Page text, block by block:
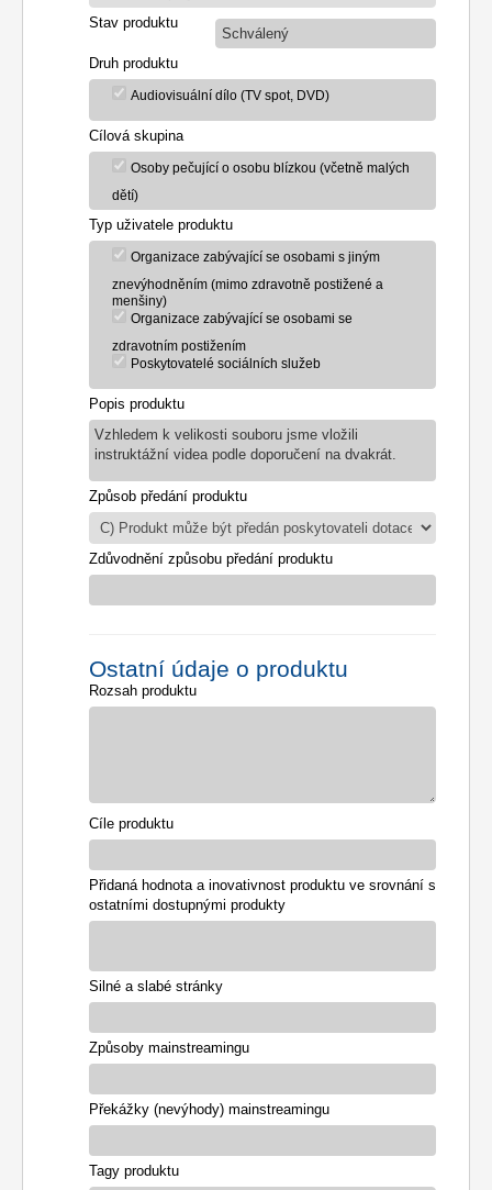
Stav produktu
Schválený
Druh produktu
Audiovisuální dílo (TV spot, DVD)
Cílová skupina
Osoby pečující o osobu blízkou (včetně malých
dětí)
Typ uživatele produktu
Organizace zabývající se osobami s jiným
znevýhodněním (mimo zdravotně postižené a
menšiny)
Organizace zabývající se osobami se
zdravotním postižením
Poskytovatelé sociálních služeb
Popis produktu
Vzhledem k velikosti souboru jsme vložili
instruktážní videa podle doporučení na dvakrát.
Způsob předání produktu
Zdůvodnění způsobu předání produktu
Ostatní údaje o produktu
Rozsah produktu
Cíle produktu
Přidaná hodnota a inovativnost produktu ve srovnání s
ostatními dostupnými produkty
Silné a slabé stránky
Způsoby mainstreamingu
Překážky (nevýhody) mainstreamingu
Tagy produktu